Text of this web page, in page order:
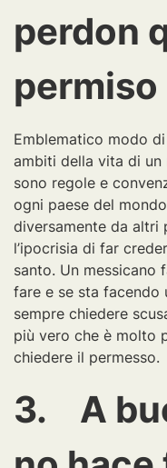
perdon
permiso
Emblematico modo
ambiti della vita di un
sono regole e
ogni paese del
diversamente da altri
l’ipocrisia di far
santo. Un messicano
fare e se sta facendo
sempre chiedere
più vero che è molto
chiedere il permesso.
3. A